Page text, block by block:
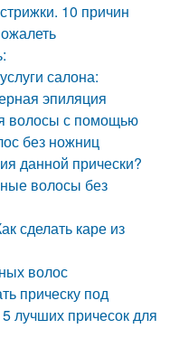
10 причин
салона:
эпиляция
волосы с помощью
без ножниц
данной прически?
волосы без
сделать каре из
волос
прическу под
лучших причесок для